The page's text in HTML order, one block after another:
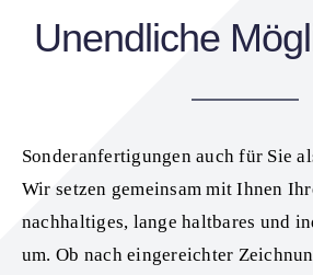
Unendliche
Sonderanfertigungen auch für Sie
Wir setzen gemeinsam mit Ihnen
nachhaltiges, lange haltbares und
um. Ob nach eingereichter